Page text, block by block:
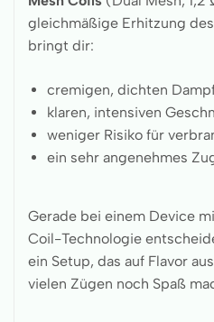
gleichmäßige Erhitzung
bringt dir:
cremigen, dichten
klaren, intensiven
weniger Risiko für
ein sehr angenehmes
Gerade bei einem Device
Coil-Technologie
ein Setup, das auf Flavor
vielen Zügen noch Spaß